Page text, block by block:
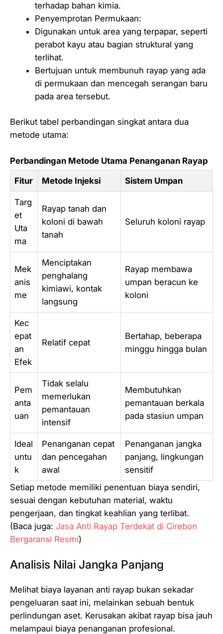
terhadap bahan kimia.
Penyemprotan Permukaan:
Digunakan untuk area yang terpapar, seperti
perabot kayu atau bagian struktural yang
terlihat.
Bertujuan untuk membunuh rayap yang ada
di permukaan dan mencegah serangan baru
pada area tersebut.
Berikut tabel perbandingan singkat antara dua
metode utama:
Perbandingan Metode Utama Penanganan Rayap
Fitur
Metode Injeksi Sistem Umpan
Targ
et
Uta
ma
Rayap tanah dan
koloni di bawah
tanah
Seluruh koloni rayap
Mek
anis
me
Menciptakan
penghalang
kimiawi, kontak
langsung
Rayap membawa
umpan beracun ke
koloni
Kec
epat
an
Efek
Relatif cepat
Bertahap, beberapa
minggu hingga bulan
Pem
anta
uan
Tidak selalu
memerlukan
pemantauan
intensif
Membutuhkan
pemantauan berkala
pada stasiun umpan
Ideal
untu
k
Penanganan cepat
dan pencegahan
awal
Penanganan jangka
panjang, lingkungan
sensitif
Setiap metode memiliki penentuan biaya sendiri,
sesuai dengan kebutuhan material, waktu
pengerjaan, dan tingkat keahlian yang terlibat.
(Baca juga: Jasa Anti Rayap Terdekat di Cirebon
Bergaransi Resmi)
Analisis Nilai Jangka Panjang
Melihat biaya layanan anti rayap bukan sekadar
pengeluaran saat ini, melainkan sebuah bentuk
perlindungan aset. Kerusakan akibat rayap bisa jauh
melampaui biaya penanganan profesional.